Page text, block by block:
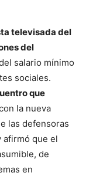
televisada del
del
salario mínimo
sociales.
que
la nueva
las defensoras
afirmó que el
de
en